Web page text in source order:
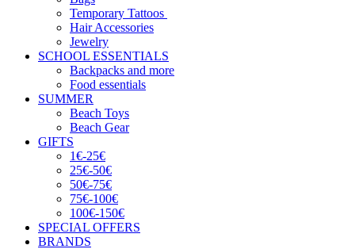
Temporary Tattoos
Hair Accessories
Jewelry
SCHOOL ESSENTIALS
Backpacks and more
Food essentials
SUMMER
Beach Toys
Beach Gear
GIFTS
1€-25€
25€-50€
50€-75€
75€-100€
100€-150€
SPECIAL OFFERS
BRANDS